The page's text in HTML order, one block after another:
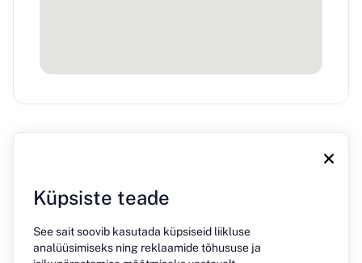
×
Küpsiste teade
See sait soovib kasutada küpsiseid liikluse
analüüsimiseks ning reklaamide tõhususe ja
Meie kohtaBlogiPressKontaktPrivaatsuspoliitika